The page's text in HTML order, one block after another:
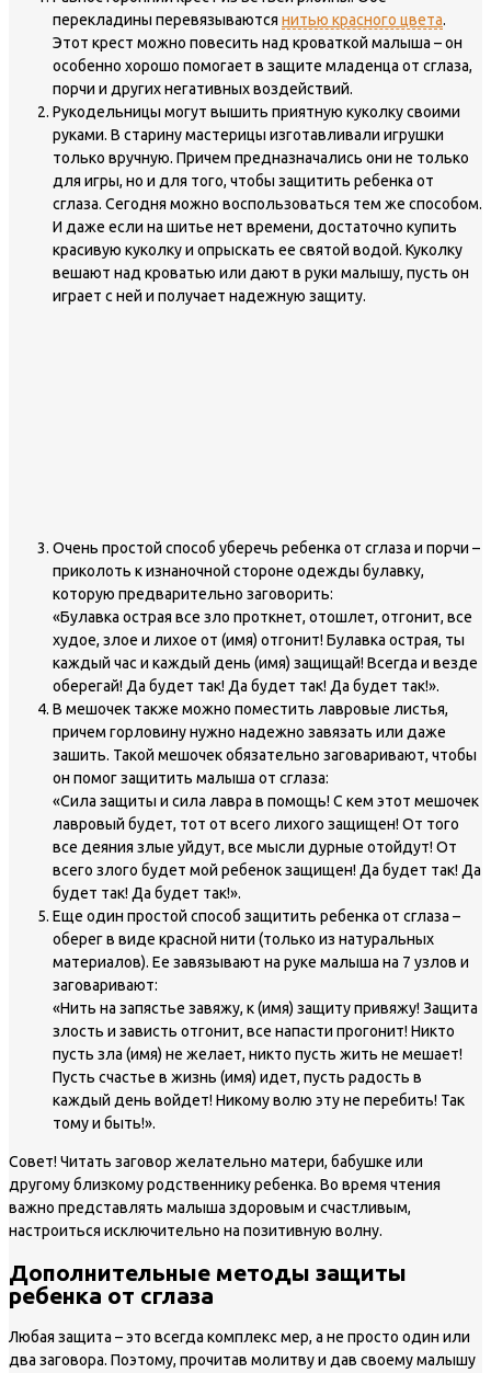
перекладины перевязываются нитью красного цвета.
Этот крест можно повесить над кроваткой малыша – он
особенно хорошо помогает в защите младенца от сглаза,
порчи и других негативных воздействий.
Рукодельницы могут вышить приятную куколку своими
руками. В старину мастерицы изготавливали игрушки
только вручную. Причем предназначались они не только
для игры, но и для того, чтобы защитить ребенка от
сглаза. Сегодня можно воспользоваться тем же способом.
И даже если на шитье нет времени, достаточно купить
красивую куколку и опрыскать ее святой водой. Куколку
вешают над кроватью или дают в руки малышу, пусть он
играет с ней и получает надежную защиту.
Очень простой способ уберечь ребенка от сглаза и порчи –
приколоть к изнаночной стороне одежды булавку,
которую предварительно заговорить:
«Булавка острая все зло проткнет, отошлет, отгонит, все
худое, злое и лихое от (имя) отгонит! Булавка острая, ты
каждый час и каждый день (имя) защищай! Всегда и везде
оберегай! Да будет так! Да будет так! Да будет так!».
В мешочек также можно поместить лавровые листья,
причем горловину нужно надежно завязать или даже
зашить. Такой мешочек обязательно заговаривают, чтобы
он помог защитить малыша от сглаза:
«Сила защиты и сила лавра в помощь! С кем этот мешочек
лавровый будет, тот от всего лихого защищен! От того
все деяния злые уйдут, все мысли дурные отойдут! От
всего злого будет мой ребенок защищен! Да будет так! Да
будет так! Да будет так!».
Еще один простой способ защитить ребенка от сглаза –
оберег в виде красной нити (только из натуральных
материалов). Ее завязывают на руке малыша на 7 узлов и
заговаривают:
«Нить на запястье завяжу, к (имя) защиту привяжу! Защита
злость и зависть отгонит, все напасти прогонит! Никто
пусть зла (имя) не желает, никто пусть жить не мешает!
Пусть счастье в жизнь (имя) идет, пусть радость в
каждый день войдет! Никому волю эту не перебить! Так
тому и быть!».
Совет!Читать заговор желательно матери, бабушке или
другому близкому родственнику ребенка. Во время чтения
важно представлять малыша здоровым и счастливым,
настроиться исключительно на позитивную волну.
Дополнительные методы защиты
ребенка от сглаза
Любая защита – это всегда комплекс мер, а не просто один или
два заговора. Поэтому, прочитав молитву и дав своему малышу